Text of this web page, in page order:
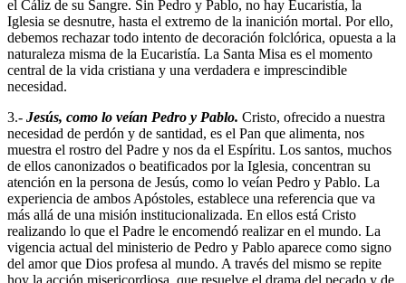
el Cáliz de su Sangre. Sin Pedro y Pablo, no hay Eucaristía, la
Iglesia se desnutre, hasta el extremo de la inanición mortal. Por ello,
debemos rechazar todo intento de decoración folclórica, opuesta a la
naturaleza misma de la Eucaristía. La Santa Misa es el momento
central de la vida cristiana y una verdadera e imprescindible
necesidad.
3.- Jesús, como lo veían Pedro y Pablo. Cristo, ofrecido a nuestra
necesidad de perdón y de santidad, es el Pan que alimenta, nos
muestra el rostro del Padre y nos da el Espíritu. Los santos, muchos
de ellos canonizados o beatificados por la Iglesia, concentran su
atención en la persona de Jesús, como lo veían Pedro y Pablo. La
experiencia de ambos Apóstoles, establece una referencia que va
más allá de una misión institucionalizada. En ellos está Cristo
realizando lo que el Padre le encomendó realizar en el mundo. La
vigencia actual del ministerio de Pedro y Pablo aparece como signo
del amor que Dios profesa al mundo. A través del mismo se repite
hoy la acción misericordiosa, que resuelve el drama del pecado y de